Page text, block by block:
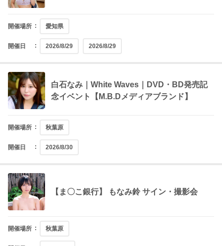
開催場所 愛知県
開催日 2026/8/29 2026/8/29
白石なみ｜White Waves｜DVD・BD発売記
念イベント【M.B.Dメディアブランド】
開催場所 秋葉原
開催日 2026/8/30
【ま〇こ銀行】 もなみ鈴 サイン・撮影会
開催場所 秋葉原